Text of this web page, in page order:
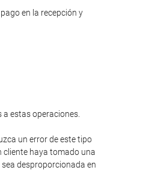
en la recepción y
estas operaciones.
un error de este tipo
cliente haya tomado una
desproporcionada en